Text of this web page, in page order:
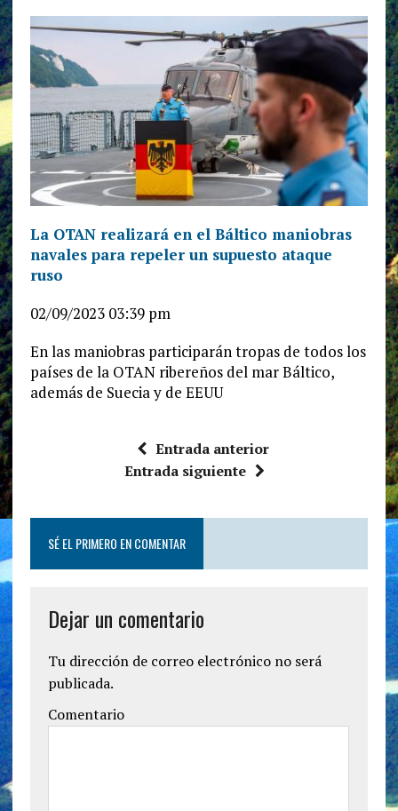
La OTAN realizará en el Báltico maniobras
navales para repeler un supuesto ataque
ruso
02/09/2023 03:39 pm
En las maniobras participarán tropas de todos los
países de la OTAN ribereños del mar Báltico,
además de Suecia y de EEUU
Entrada anterior
Entrada siguiente
SÉ EL PRIMERO EN COMENTAR
Dejar un comentario
Tu dirección de correo electrónico no será
publicada.
Comentario